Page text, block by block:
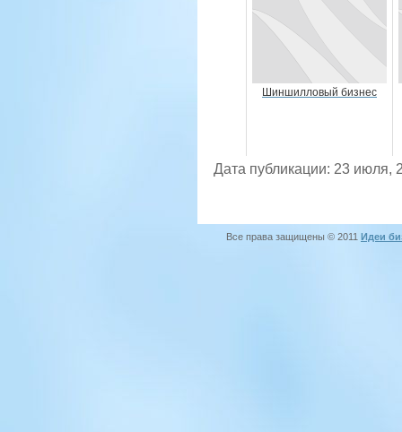
Шиншилловый бизнес
Дата публикации: 23 июля,
Все права защищены © 2011 Идеи